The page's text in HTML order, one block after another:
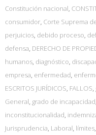
Constitución nacional,
consumidor, Corte Suprema
perjuicios, debido proceso,
defensa, DERECHO DE
humanos, diagnóstico,
empresa, enfermedad,
ESCRITOS JURÍDICOS, FALLOS,
General, grado de incapacidad
inconstitucionalidad,
Jurisprudencia, Laboral, límites,